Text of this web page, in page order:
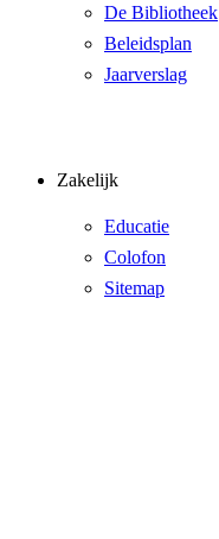
De Bibliotheek
Beleidsplan
Jaarverslag
Zakelijk
Educatie
Colofon
Sitemap